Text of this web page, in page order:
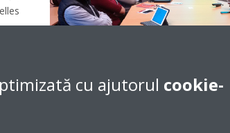
din
cu ajutorul cookie-